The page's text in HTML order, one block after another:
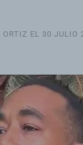
EL 30 JULIO